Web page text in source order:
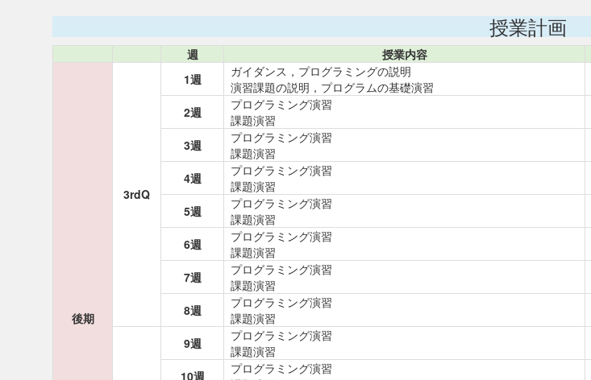
授業計画
週 授業内容
後期
3rdQ
1週
ガイダンス，プログラミングの説明
演習課題の説明，プログラムの基礎演習
2週
プログラミング演習
課題演習
3週
プログラミング演習
課題演習
4週
プログラミング演習
課題演習
5週
プログラミング演習
課題演習
6週
プログラミング演習
課題演習
7週
プログラミング演習
課題演習
8週
プログラミング演習
課題演習
9週
プログラミング演習
課題演習
10週
プログラミング演習